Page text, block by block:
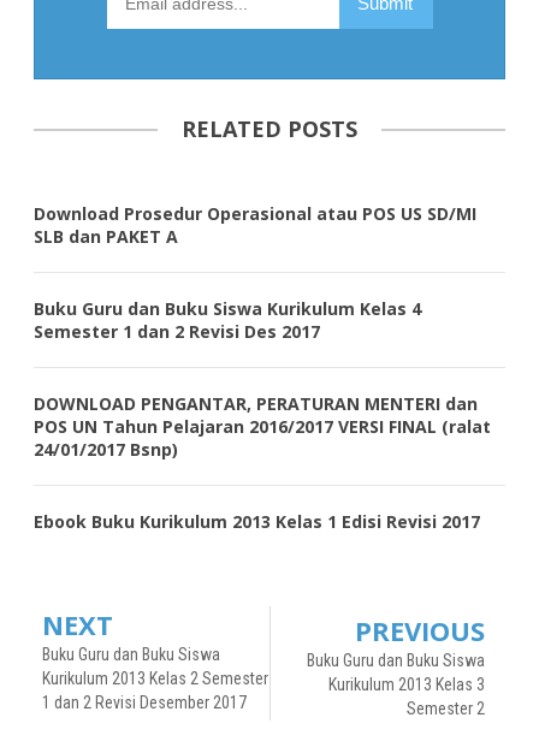
RELATED POSTS
Download Prosedur Operasional atau POS US SD/MI
SLB dan PAKET A
Buku Guru dan Buku Siswa Kurikulum Kelas 4
Semester 1 dan 2 Revisi Des 2017
DOWNLOAD PENGANTAR, PERATURAN MENTERI dan
POS UN Tahun Pelajaran 2016/2017 VERSI FINAL (ralat
24/01/2017 Bsnp)
Ebook Buku Kurikulum 2013 Kelas 1 Edisi Revisi 2017
NEXT
Buku Guru dan Buku Siswa
Kurikulum 2013 Kelas 2 Semester
1 dan 2 Revisi Desember 2017
PREVIOUS
Buku Guru dan Buku Siswa
Kurikulum 2013 Kelas 3
Semester 2